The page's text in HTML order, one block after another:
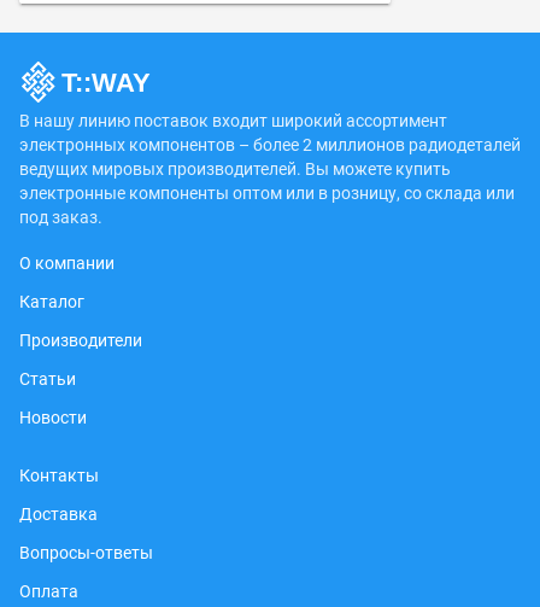
В нашу линию поставок входит широкий ассортимент
электронных компонентов – более 2 миллионов радиодеталей
ведущих мировых производителей. Вы можете купить
электронные компоненты оптом или в розницу, со склада или
под заказ.
О компании
Каталог
Производители
Статьи
Новости
Контакты
Доставка
Вопросы-ответы
Оплата